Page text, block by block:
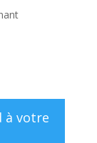
à votre